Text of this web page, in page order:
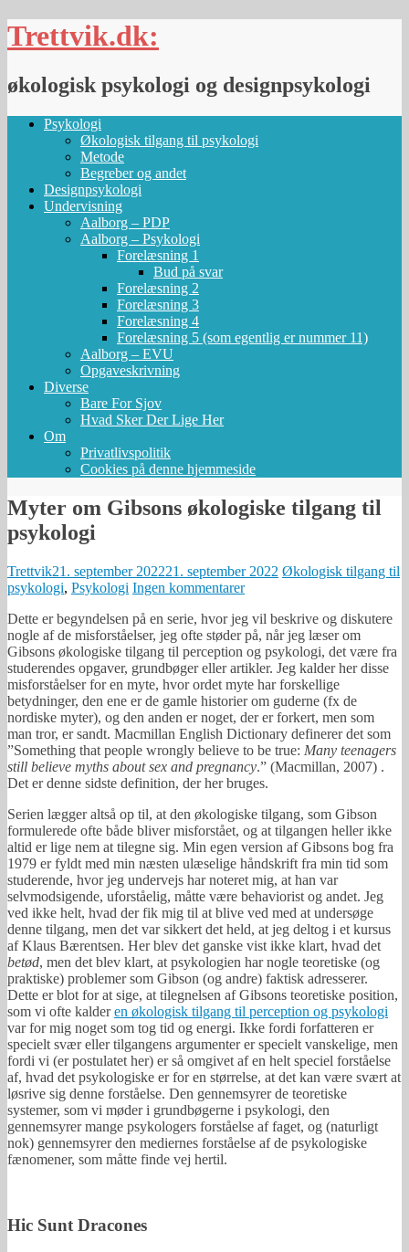
Skip
to
Trettvik.dk:
økologisk psykologi og designpsykologi
Psykologi
Økologisk tilgang til psykologi
Metode
Begreber og andet
Designpsykologi
Undervisning
Aalborg – PDP
Aalborg – Psykologi
Forelæsning 1
Bud på svar
Forelæsning 2
Forelæsning 3
Forelæsning 4
Forelæsning 5 (som egentlig er nummer 11)
Aalborg – EVU
Opgaveskrivning
Diverse
Bare For Sjov
Hvad Sker Der Lige Her
Om
Privatlivspolitik
Cookies på denne hjemmeside
Myter om Gibsons økologiske tilgang til
psykologi
Trettvik21. september 202221. september 2022 Økologisk tilgang til
psykologi, Psykologi Ingen kommentarer
Dette er begyndelsen på en serie, hvor jeg vil beskrive og diskutere
nogle af de misforståelser, jeg ofte støder på, når jeg læser om
Gibsons økologiske tilgang til perception og psykologi, det være fra
studerendes opgaver, grundbøger eller artikler. Jeg kalder her disse
misforståelser for en myte, hvor ordet myte har forskellige
betydninger, den ene er de gamle historier om guderne (fx de
nordiske myter), og den anden er noget, der er forkert, men som
man tror, er sandt. Macmillan English Dictionary definerer det som
”Something that people wrongly believe to be true: Many teenagers
still believe myths about sex and pregnancy.” (Macmillan, 2007) .
Det er denne sidste definition, der her bruges.
Serien lægger altså op til, at den økologiske tilgang, som Gibson
formulerede ofte både bliver misforstået, og at tilgangen heller ikke
altid er lige nem at tilegne sig. Min egen version af Gibsons bog fra
1979 er fyldt med min næsten ulæselige håndskrift fra min tid som
studerende, hvor jeg undervejs har noteret mig, at han var
selvmodsigende, uforståelig, måtte være behaviorist og andet. Jeg
ved ikke helt, hvad der fik mig til at blive ved med at undersøge
denne tilgang, men det var sikkert det held, at jeg deltog i et kursus
af Klaus Bærentsen. Her blev det ganske vist ikke klart, hvad det
betød, men det blev klart, at psykologien har nogle teoretiske (og
praktiske) problemer som Gibson (og andre) faktisk adresserer.
Dette er blot for at sige, at tilegnelsen af Gibsons teoretiske position,
som vi ofte kalderen økologisk tilgang til perception og psykologi
var for mig noget som tog tid og energi. Ikke fordi forfatteren er
specielt svær eller tilgangens argumenter er specielt vanskelige, men
fordi vi (er postulatet her) er så omgivet af en helt speciel forståelse
af, hvad det psykologiske er for en størrelse, at det kan være svært at
løsrive sig denne forståelse. Den gennemsyrer de teoretiske
systemer, som vi møder i grundbøgerne i psykologi, den
gennemsyrer mange psykologers forståelse af faget, og (naturligt
nok) gennemsyrer den mediernes forståelse af de psykologiske
fænomener, som måtte finde vej hertil.
Hic Sunt Dracones